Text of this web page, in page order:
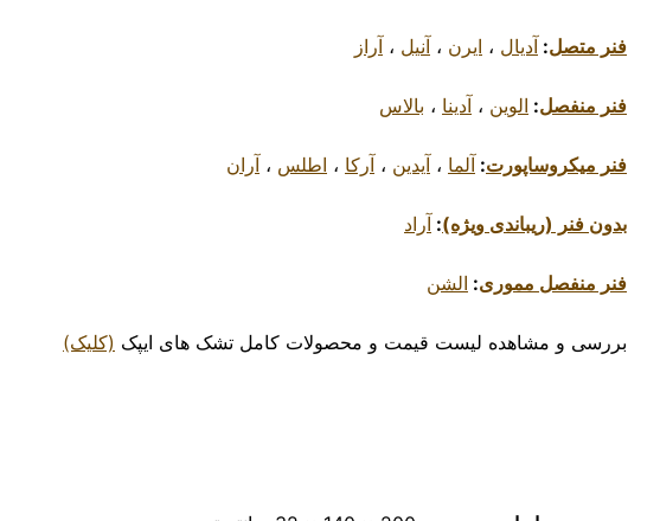
فنر متصل: آدیال ، ایرن ، آنیل ، آراز
فنر منفصل: الوین ، آدینا ، بالاس
فنر میکروساپورت: آلما ، آیدین ، آرکا ، اطلس ، آران
بدون فنر (ریباندی ویژه): آراد
فنر منفصل مموری: الشن
بررسی و مشاهده لیست قیمت و محصولات کامل تشک های ایپک (کلیک)